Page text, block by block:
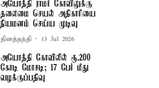
அயோத்தி ராமர் கோவிலுக்கு
தலைமை செயல் அதிகாரியை
நியமனம் செய்ய முடிவு
தினத்தந்தி 13 Jul 2026
அயோத்தி கோவிலில் ரூ.200
கோடி மோசடி; 17 பேர் மீது
வழக்குப்பதிவு